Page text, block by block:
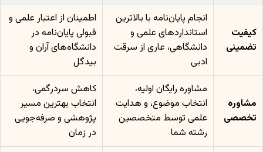
کیفیت
تضمینی
انجام پایان‌نامه با بالاترین
استانداردهای علمی و
دانشگاهی، عاری از سرقت
ادبی
اطمینان از اعتبار علمی و
قبولی پایان‌نامه در
دانشگاه‌های آران و
بیدگل
مشاوره
تخصصی
مشاوره رایگان اولیه،
انتخاب موضوع، و هدایت
علمی توسط متخصصین
رشته شما
کاهش سردرگمی،
انتخاب بهترین مسیر
پژوهشی و صرفه‌جویی
در زمان